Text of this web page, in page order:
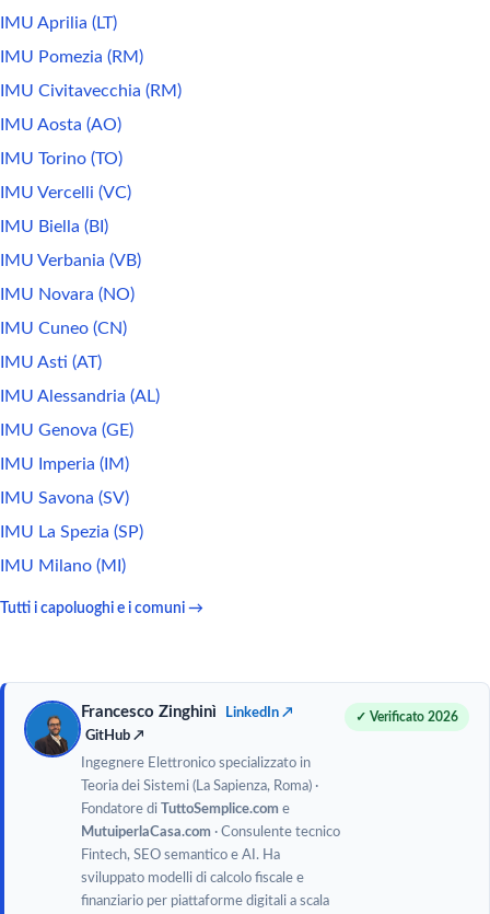
IMU Aprilia (LT)
IMU Pomezia (RM)
IMU Civitavecchia (RM)
IMU Aosta (AO)
IMU Torino (TO)
IMU Vercelli (VC)
IMU Biella (BI)
IMU Verbania (VB)
IMU Novara (NO)
IMU Cuneo (CN)
IMU Asti (AT)
IMU Alessandria (AL)
IMU Genova (GE)
IMU Imperia (IM)
IMU Savona (SV)
IMU La Spezia (SP)
IMU Milano (MI)
Tutti i capoluoghi e i comuni →
Francesco Zinghinì
LinkedIn ↗
GitHub ↗
Ingegnere Elettronico specializzato in
Teoria dei Sistemi (La Sapienza, Roma) ·
Fondatore di TuttoSemplice.com e
MutuiperlaCasa.com · Consulente tecnico
Fintech, SEO semantico e AI. Ha
sviluppato modelli di calcolo fiscale e
finanziario per piattaforme digitali a scala
✓ Verificato 2026